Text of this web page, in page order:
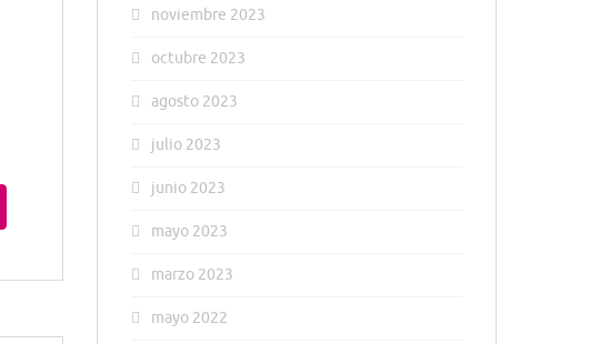
noviembre 2023
octubre 2023
agosto 2023
julio 2023
junio 2023
mayo 2023
marzo 2023
mayo 2022